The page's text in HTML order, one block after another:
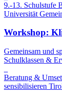
9.-13. Schulstufe
Universität
Workshop:
Gemeinsam und
Schulklassen &
Beratung &
sensibilisieren